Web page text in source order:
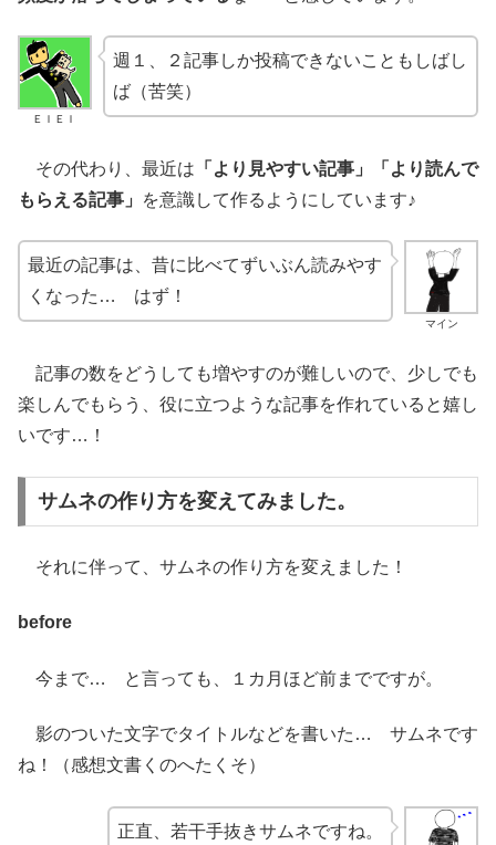
ＥＩＥＩ
週１、２記事しか投稿できないこともしばし
ば（苦笑）
その代わり、最近は 「より見やすい記事」「より読んで
もらえる記事」
を意識して作るようにしています♪
マイン
最近の記事は、昔に比べてずいぶん読みやす
くなった… はず！
記事の数をどうしても増やすのが難しいので、少しでも
楽しんでもらう、役に立つような記事を作れていると嬉し
いです…！
サムネの作り方を変えてみました。
それに伴って、サムネの作り方を変えました！
before
今まで… と言っても、１カ月ほど前までですが。
影のついた文字でタイトルなどを書いた… サムネです
ね！（感想文書くのへたくそ）
正直、若干手抜きサムネですね。